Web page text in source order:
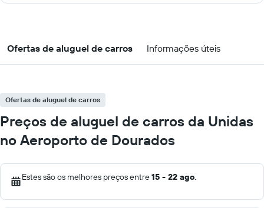
Ofertas de aluguel de carros Informações úteis
Ofertas de aluguel de carros
Preços de aluguel de carros da Unidas
no Aeroporto de Dourados
Estes são os melhores preços entre15 - 22 ago.